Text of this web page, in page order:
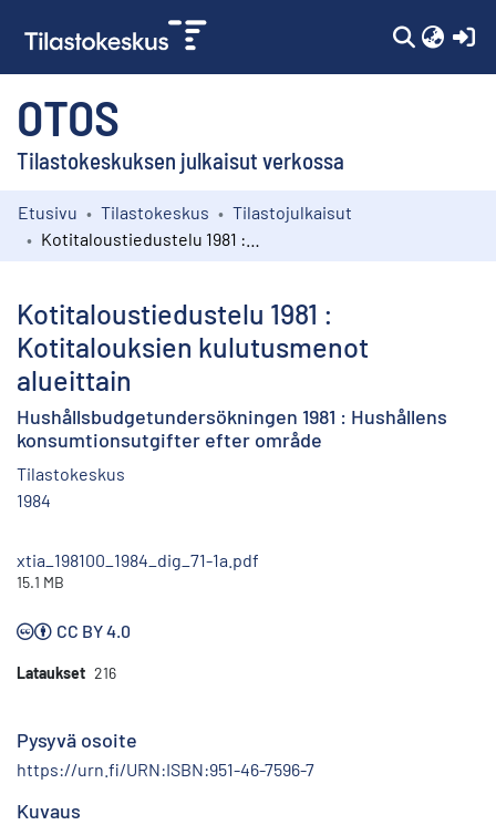
OTOS
Tilastokeskuksen julkaisut verkossa
Kokoelmat
Etusivu Tilastokeskus
Tilastojulkaisut
Kotitaloustiedustelu 1981 :
Kotitalouksien kulutusmenot
alueittain
Hushållsbudgetundersökningen 1981 : Hushållens
konsumtionsutgifter efter område
Tilastokeskus
1984
xtia_198100_1984_dig_71-1a.pdf
15.1 MB
CC BY 4.0
Lataukset 216
Pysyvä osoite
https://urn.fi/URN:ISBN:951-46-7596-7
Kuvaus